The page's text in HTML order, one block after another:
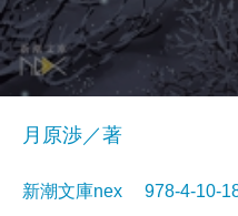
月原渉／著
新潮文庫nex 978-4-10-